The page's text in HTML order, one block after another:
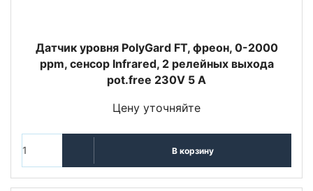
Датчик уровня PolyGard FT, фреон, 0-2000
ppm, сенсор Infrared, 2 релейных выхода
pot.free 230V 5 A
Цену уточняйте
В корзину